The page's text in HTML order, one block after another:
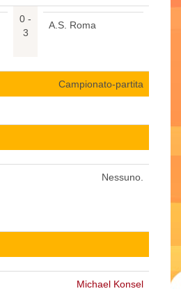
0 -
3
A.S. Roma
Campionato-partita
Nessuno.
Michael Konsel